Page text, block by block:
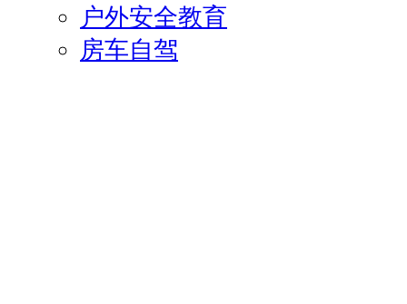
户外安全教育
房车自驾